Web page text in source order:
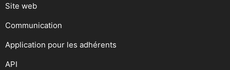
Site web
Communication
Application pour les adhérents
API